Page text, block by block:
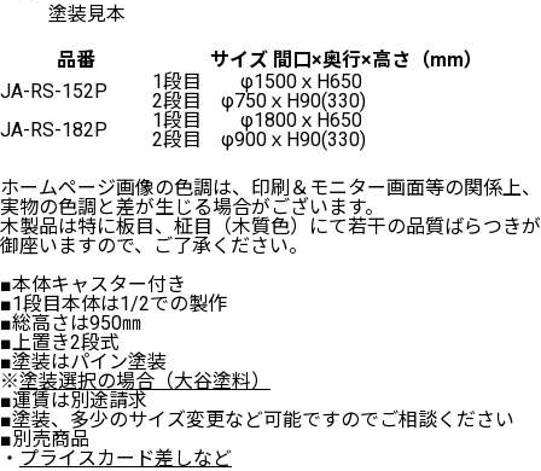
塗装見本
品番
サイズ 間口×奥行×高さ（mm）
JA-RS-152P
1段目 φ1500ｘH650
2段目 φ750ｘH90(330)
JA-RS-182P
1段目 φ1800ｘH650
2段目 φ900ｘH90(330)
ホームページ画像の色調は、印刷＆モニター画面等の関係上、
実物の色調と差が生じる場合がございます。
木製品は特に板目、柾目（木質色）にて若干の品質ばらつきが
御座いますので、ご了承ください。
■本体キャスター付き
■1段目本体は1/2での製作
■総高さは950㎜
■上置き2段式
■塗装はパイン塗装
※塗装選択の場合（大谷塗料）
■運賃は別途請求
■塗装、多少のサイズ変更など可能ですのでご相談ください
■別売商品
・ プライスカード差しなど